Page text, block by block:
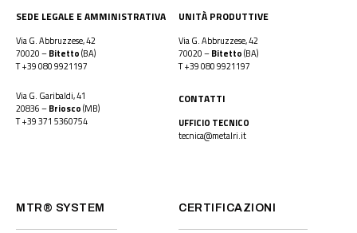
SEDE LEGALE E AMMINISTRATIVA
Via G. Abbruzzese, 42
70020 –Bitetto(BA)
T+39 080 9921197
UNITÀ PRODUTTIVE
Via G. Abbruzzese, 42
70020 –Bitetto(BA)
T+39 080 9921197
Via G. Garibaldi, 41
20836 –Briosco(MB)
T+39 371 5360754
CONTATTI
UFFICIO TECNICO
tecnica@metalri.it
MTR® SYSTEM CERTIFICAZIONI